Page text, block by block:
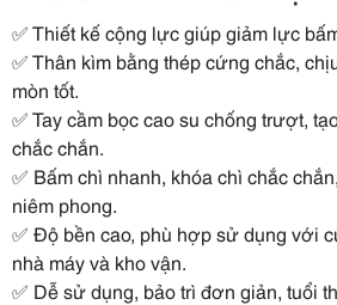
✅ Thiết kế cộng lực giúp giảm lực
✅ Thân kìm bằng thép cứng chắc,
mòn tốt.
✅ Tay cầm bọc cao su chống trượt,
chắc chắn.
✅ Bấm chì nhanh, khóa chì chắc
niêm phong.
✅ Độ bền cao, phù hợp sử dụng với
nhà máy và kho vận.
✅ Dễ sử dụng, bảo trì đơn giản, tuổi